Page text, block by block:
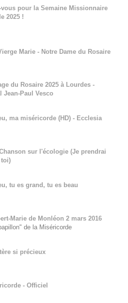
vous pour la Semaine Missionnaire
2025 !
Marie - Notre Dame du Rosaire
du Rosaire 2025 à Lourdes -
Jean-Paul Vesco
ma miséricorde (HD) - Ecclesia
sur l'écologie (Je prendrai
tu es grand, tu es beau
Marie de Monléon 2 mars 2016
de la Miséricorde
si précieux
- Officiel